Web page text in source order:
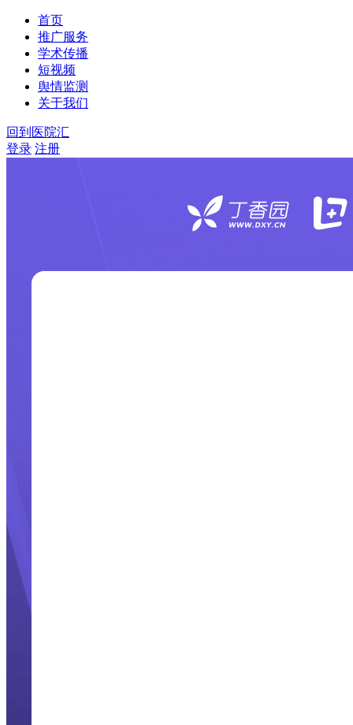
首页
推广服务
学术传播
短视频
舆情监测
关于我们
回到医院汇
登录 注册